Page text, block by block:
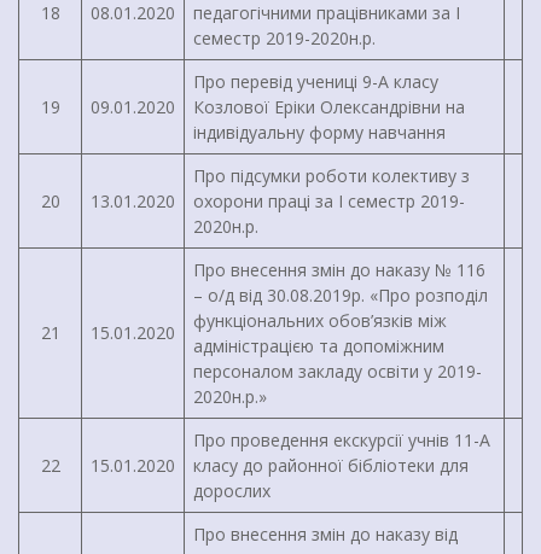
18 08.01.2020
педагогічними працівниками за І
семестр 2019-2020н.р.
19 09.01.2020
Про перевід учениці 9-А класу
Козлової Еріки Олександрівни на
індивідуальну форму навчання
20 13.01.2020
Про підсумки роботи колективу з
охорони праці за І семестр 2019-
2020н.р.
21 15.01.2020
Про внесення змін до наказу № 116
– о/д від 30.08.2019р. «Про розподіл
функціональних обов’язків між
адміністрацією та допоміжним
персоналом закладу освіти у 2019-
2020н.р.»
22 15.01.2020
Про проведення екскурсії учнів 11-А
класу до районної бібліотеки для
дорослих
Про внесення змін до наказу від